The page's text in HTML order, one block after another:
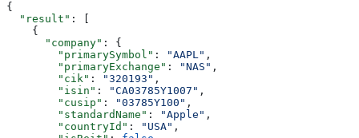
{
  "result"
: [
    {
      "company"
: {
        "primarySymbol"
: "AAPL" ,
        "primaryExchange"
: "NAS" ,
        "cik"
: "320193" ,
        "isin"
: "CA03785Y1007" ,
        "cusip"
: "03785Y100" ,
        "standardName"
: "Apple" ,
        "countryId"
: "USA" ,